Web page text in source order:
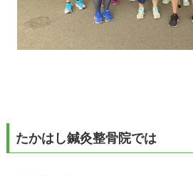
たかはし鍼灸整骨院では